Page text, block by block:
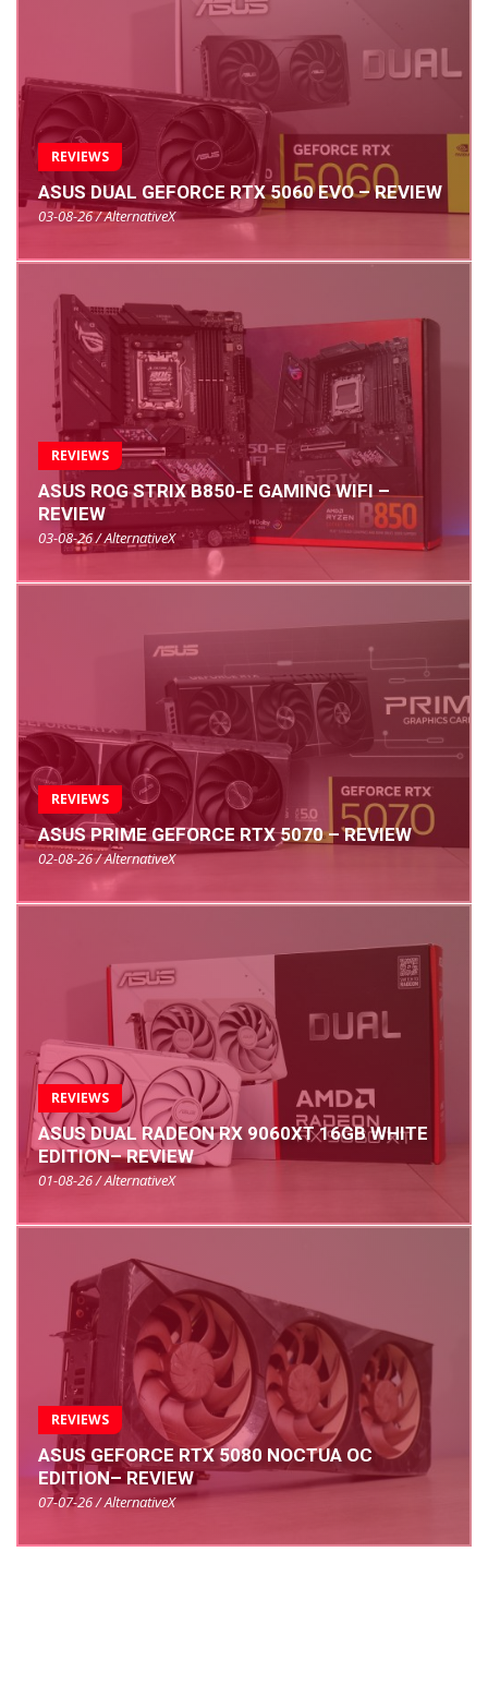
REVIEWS
ASUS DUAL GEFORCE RTX 5060 EVO – REVIEW
03-08-26 / AlternativeX
REVIEWS
ASUS ROG STRIX B850-E GAMING WIFI –
REVIEW
03-08-26 / AlternativeX
REVIEWS
ASUS PRIME GEFORCE RTX 5070 – REVIEW
02-08-26 / AlternativeX
REVIEWS
ASUS DUAL RADEON RX 9060XT 16GB WHITE
EDITION– REVIEW
01-08-26 / AlternativeX
REVIEWS
ASUS GEFORCE RTX 5080 NOCTUA OC
EDITION– REVIEW
07-07-26 / AlternativeX